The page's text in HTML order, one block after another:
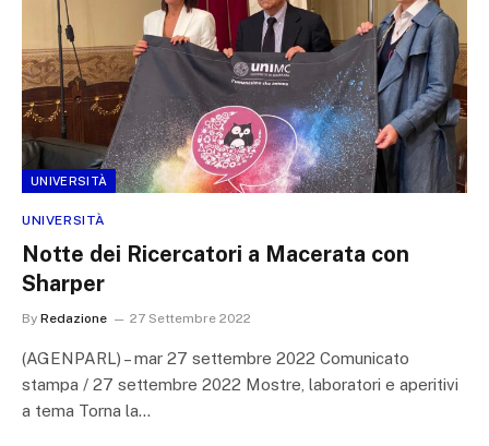
UNIVERSITÀ
UNIVERSITÀ
Notte dei Ricercatori a Macerata con
Sharper
By Redazione 27 Settembre 2022
(AGENPARL) – mar 27 settembre 2022 Comunicato
stampa / 27 settembre 2022 Mostre, laboratori e aperitivi
a tema Torna la…